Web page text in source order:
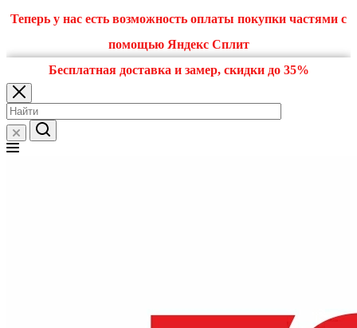
Теперь у нас есть возможность оплаты покупки частями с
помощью Яндекс Сплит
Бесплатная доставка и замер, скидки до 35%